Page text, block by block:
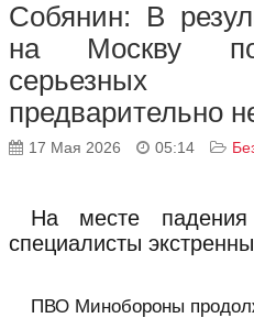
Собянин: В
на Москву
серьезных
предварительно
17 Мая 2026 05:14
На месте падения
специалисты
ПВО Минобороны